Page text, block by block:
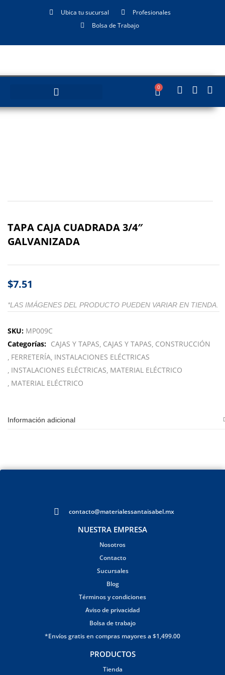
Ubica tu sucursal
Profesionales
Bolsa de Trabajo
0
TAPA CAJA CUADRADA 3/4″
GALVANIZADA
$7.51
*LAS IMÁGENES DEL PRODUCTO PUEDEN VARIAR EN TIENDA.
SKU: MP009C
Categorías: CAJAS Y TAPAS CAJAS Y TAPAS CONSTRUCCIÓN
FERRETERÍA INSTALACIONES ELÉCTRICAS
INSTALACIONES ELÉCTRICAS MATERIAL ELÉCTRICO
MATERIAL ELÉCTRICO
Información adicional
contacto@materialessantaisabel.mx
NUESTRA EMPRESA
Nosotros
Contacto
Sucursales
Blog
Términos y condiciones
Aviso de privacidad
Bolsa de trabajo
*Envíos gratis en compras mayores a $1,499.00
PRODUCTOS
Tienda